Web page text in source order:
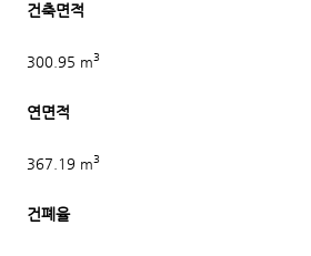
건축면적
300.95 m3
연면적
367.19 m3
건폐율